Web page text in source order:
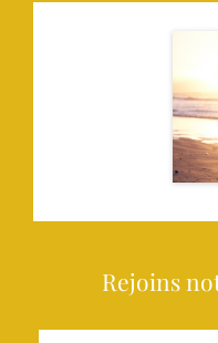
Rejoins